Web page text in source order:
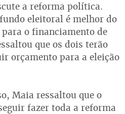
a reforma política.
eleitoral é melhor do
o financiamento de
que os dois terão
orçamento para a eleição
Maia ressaltou que o
fazer toda a reforma